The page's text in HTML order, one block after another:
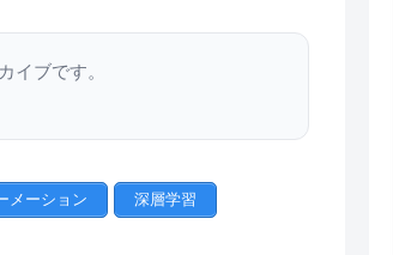
イブです。
メーション 深層学習